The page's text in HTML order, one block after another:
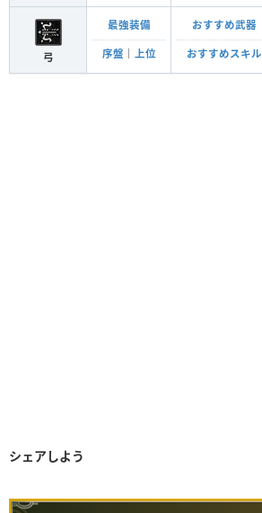
弓
最強装備
序盤 上位
おすすめ武器
おすすめスキル
シェアしよう